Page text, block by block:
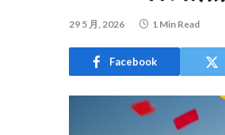
29 5 月, 2026 1 Min Read
Facebook